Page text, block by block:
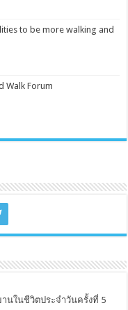
to be more walking and
Walk Forum
านในชีวิตประจำวันครั้งที่ 5